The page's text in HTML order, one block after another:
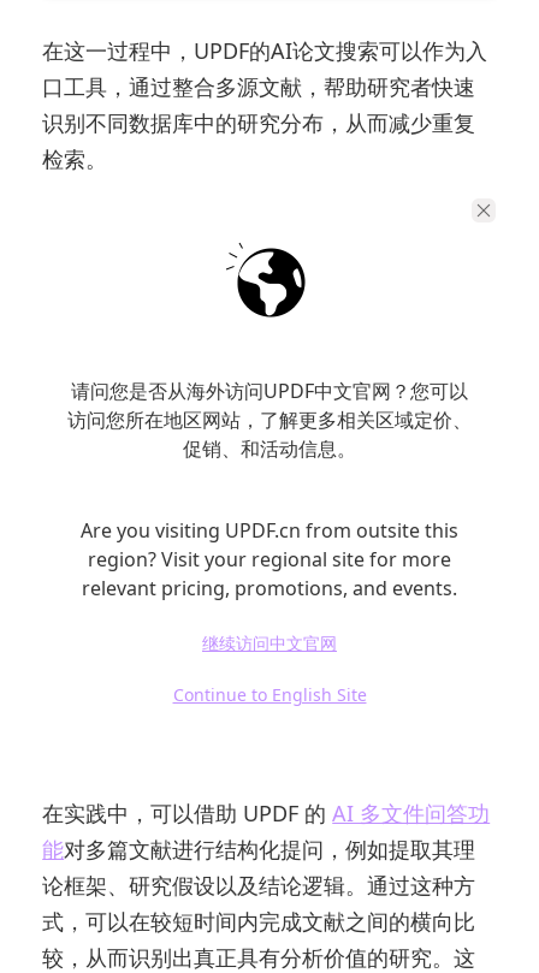
请问您是否从海外访问UPDF中文官网？您可以
访问您所在地区网站，了解更多相关区域定价、
促销、和活动信息。
Are you visiting UPDF.cn from outsite this
region? Visit your regional site for more
relevant pricing, promotions, and events.
继续访问中文官网
Continue to English Site
在这一过程中，UPDF的AI论文搜索可以作为入
口工具，通过整合多源文献，帮助研究者快速
识别不同数据库中的研究分布，从而减少重复
检索。
四、筛选机制：从相关性判断转向
理论价值评估
数据质量，而在社科领域，筛选标准更倾向于
理论层面。具体而言，一篇文献的价值可以从
以下几个维度判断：
是否提出明确理论框架
是否在该领域具有代表性
这一过程往往难以通过简单阅读摘要完成，因
在实践中，可以借助 UPDF 的AI 多文件问答功
能对多篇文献进行结构化提问，例如提取其理
论框架、研究假设以及结论逻辑。通过这种方
式，可以在较短时间内完成文献之间的横向比
较，从而识别出真正具有分析价值的研究。这